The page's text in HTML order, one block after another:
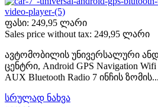
ფასი: 249,95 ლარი
Sales price without tax: 249,95 ლარი
ავტომობილის უნივერსალური
ცენტრი, Android GPS Navigation Wifi
AUX Bluetooth Radio 7 ინჩის ზომის...
სრულად ნახვა